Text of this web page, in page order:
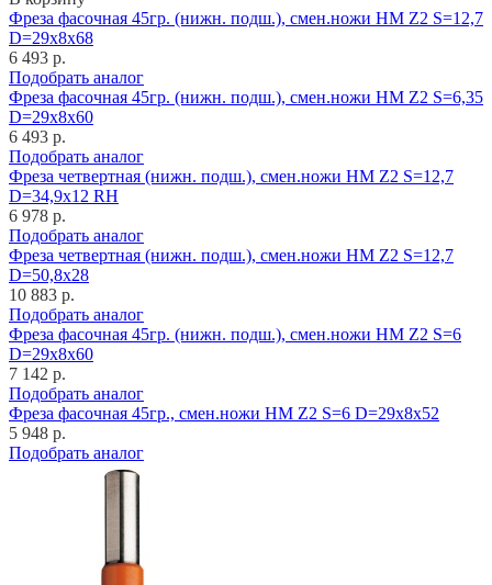
Фреза фасочная 45гр. (нижн. подш.), смен.ножи HM Z2 S=12,7
D=29x8x68
6 493 р.
Подобрать аналог
Фреза фасочная 45гр. (нижн. подш.), смен.ножи HM Z2 S=6,35
D=29x8x60
6 493 р.
Подобрать аналог
Фреза четвертная (нижн. подш.), смен.ножи HM Z2 S=12,7
D=34,9x12 RH
6 978 р.
Подобрать аналог
Фреза четвертная (нижн. подш.), смен.ножи HM Z2 S=12,7
D=50,8x28
10 883 р.
Подобрать аналог
Фреза фасочная 45гр. (нижн. подш.), смен.ножи HM Z2 S=6
D=29x8x60
7 142 р.
Подобрать аналог
Фреза фасочная 45гр., смен.ножи HM Z2 S=6 D=29x8x52
5 948 р.
Подобрать аналог